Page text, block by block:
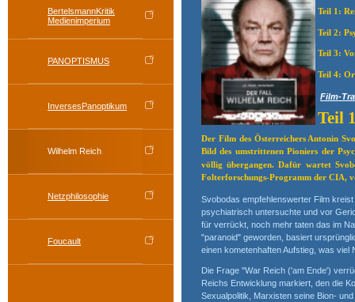
BertelsmannKritik
Medienimperium
PANOPTISMUS
InversesPanoptikum
Wilhelm Reich
Netzphilosophie
Foucault
Teil 1:
Teil 2:
Teil 3:
Teil 4:
Film-
Teil
Der Film des Österreichers Antonin
Bild des umstrittenen Pioniers der
völlig übergangen. Dafür wartet
Folterforschungs-Programm der CIA,
Svobodas empfehlenswerter Film
psychiatrisch untersuchte und vor
für verrückt, noch mehr taten das im
"paranoid" geworden, basiert
einen kometenhaften Aufstieg, was
Die Frage "War Reich ('am Ende')
Reichs Entwicklung markiert, den die
Sexualpolitik, Marxisten seine Bion-